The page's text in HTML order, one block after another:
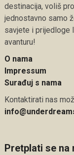
destinacija, voliš
jednostavno samo
savjete i prijedloge
avanturu!
O nama
Impressum
Surađuj s nama
Kontaktirati nas
Pretplati se na